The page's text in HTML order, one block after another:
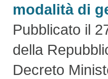
modalità di
Pubblicato il
della
Decreto